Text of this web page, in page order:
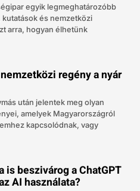
egyik legmeghatározóbb
és nemzetközi
arra, hogyan élhetünk
regény a nyár
után jelentek meg olyan
amelyek Magyarországról
kapcsolódnak, vagy
is beszivárog a ChatGPT
AI használata?